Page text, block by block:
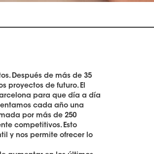
Después de más de 35
proyectos de futuro. El
para que día a día
cada año una
por más de 250
competitivos. Esto
y nos permite ofrecer lo